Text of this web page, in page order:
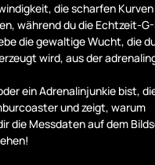
die scharfen
während du die Echtzeit-
die gewaltige Wucht, die
wird, aus der
ein Adrenalinjunkie bist,
und zeigt, warum
die Messdaten auf dem